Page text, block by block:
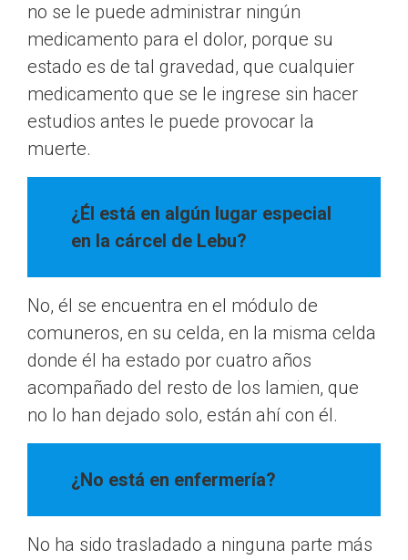
no se le puede administrar ningún
medicamento para el dolor, porque su
estado es de tal gravedad, que cualquier
medicamento que se le ingrese sin hacer
estudios antes le puede provocar la
muerte.
¿Él está en algún lugar especial
en la cárcel de Lebu?
No, él se encuentra en el módulo de
comuneros, en su celda, en la misma celda
donde él ha estado por cuatro años
acompañado del resto de los lamien, que
no lo han dejado solo, están ahí con él.
¿No está en enfermería?
No ha sido trasladado a ninguna parte más